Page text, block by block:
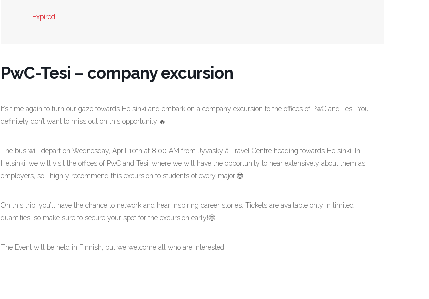
Expired!
PwC-Tesi – company excursion
It’s time again to turn our gaze towards Helsinki and embark on a company excursion to the offices of PwC and Tesi. You
definitely don’t want to miss out on this opportunity!🔥
The bus will depart on Wednesday, April 10th at 8:00 AM from Jyväskylä Travel Centre heading towards Helsinki. In
Helsinki, we will visit the offices of PwC and Tesi, where we will have the opportunity to hear extensively about them as
employers, so I highly recommend this excursion to students of every major.😎
On this trip, you’ll have the chance to network and hear inspiring career stories. Tickets are available only in limited
quantities, so make sure to secure your spot for the excursion early!🤩
The Event will be held in Finnish, but we welcome all who are interested!